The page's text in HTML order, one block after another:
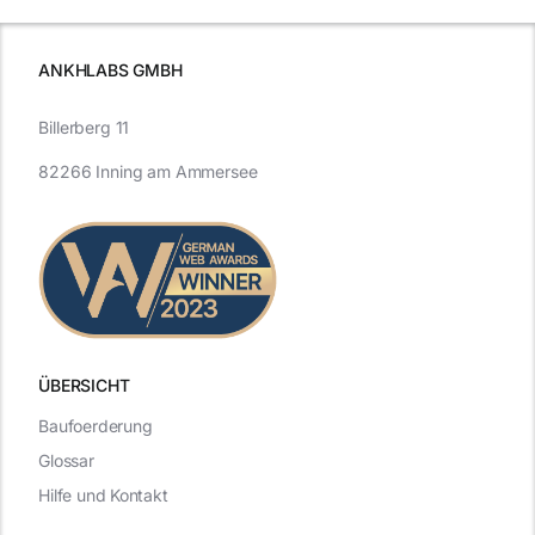
ANKHLABS GMBH
ÜBERSICHT
Billerberg 11
82266 Inning am Ammersee
Baufoerderung
Glossar
Hilfe und Kontakt